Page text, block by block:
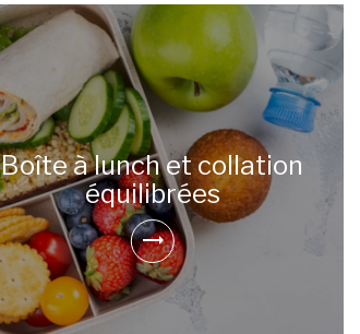
Boîte à lunch et collation
équilibrées